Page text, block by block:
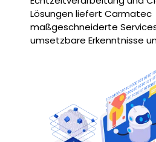
Lösungen liefert Carmatec
maßgeschneiderte
umsetzbare Erkenntnisse